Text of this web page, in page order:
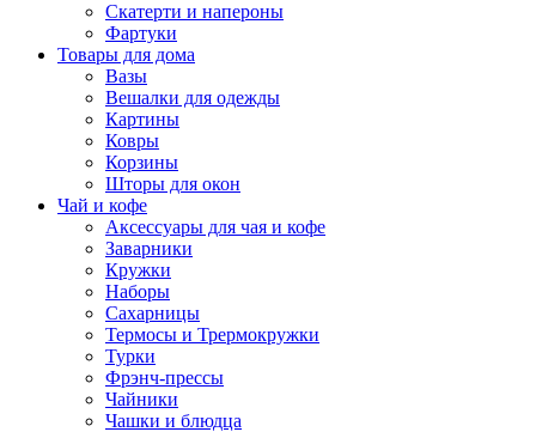
Скатерти и напероны
Фартуки
Товары для дома
Вазы
Вешалки для одежды
Картины
Ковры
Корзины
Шторы для окон
Чай и кофе
Аксессуары для чая и кофе
Заварники
Кружки
Наборы
Сахарницы
Термосы и Трермокружки
Турки
Фрэнч-прессы
Чайники
Чашки и блюдца